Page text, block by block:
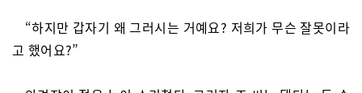
“하지만 갑자기 왜 그러시는 거예요? 저희가 무슨 잘못이라
고 했어요?”